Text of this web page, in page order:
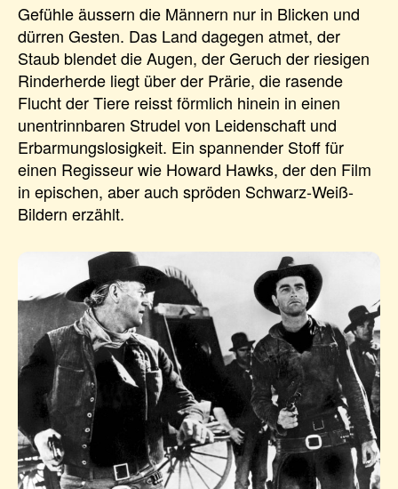
Gefühle äussern die Männern nur in Blicken und
dürren Gesten. Das Land dagegen atmet, der
Staub blendet die Augen, der Geruch der riesigen
Rinderherde liegt über der Prärie, die rasende
Flucht der Tiere reisst förmlich hinein in einen
unentrinnbaren Strudel von Leidenschaft und
Erbarmungslosigkeit. Ein spannender Stoff für
einen Regisseur wie Howard Hawks, der den Film
in epischen, aber auch spröden Schwarz-Weiß-
Bildern erzählt.